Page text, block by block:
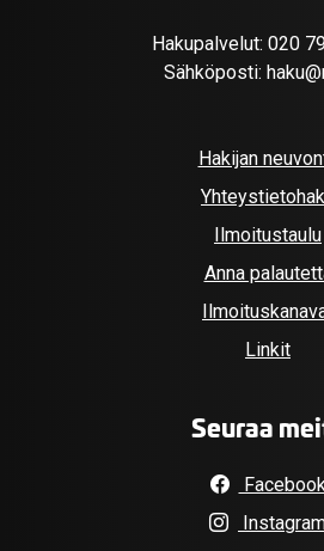
Hakupalvelut: 020
Sähköposti:
Hakijan
Ilmoitustaulu
Anna
Linkit
Seuraa